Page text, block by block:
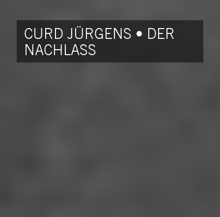
CURD JÜRGENS • DER
NACHLASS